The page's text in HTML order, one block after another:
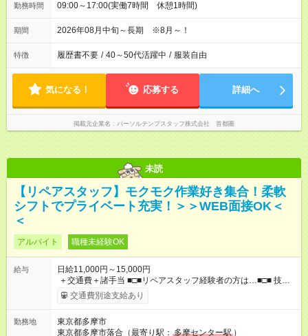
勤務時間 09:00～17:00(実働7時間 休憩1時間)
期間 2026年08月中旬～長期 ※8月～！
特徴 履歴書不要 / 40～50代活躍中 / 服装自由
気になる！ 応募する 詳細へ
掲載元企業名 パーソルテンプスタッフ株式会社 首都圏
未読
【リペアスタッフ】モクモク作業好き集合！柔軟
シフトでプライベート充実！＞＞WEB面接OK＜
＜
アルバイト 職種未経験OK
給与
日給11,000円～15,000円
＋交通費＋諸手当 ■□■リペアスタッフ経験者の方は…■□■ 技術
チェック後に日給を決定します！ ・現場数に応じて『日給が1.2
倍』！ ・その他手当により『1.5倍』になることも…！ ・その他
交通費規定支給 ◆残業手当あり ◆子供手当あり ◆宿泊手当あり
交通費別途支給あり
勤務地
東京都多摩市
東京都多摩市落合（最寄り駅： 多摩センター駅 ）